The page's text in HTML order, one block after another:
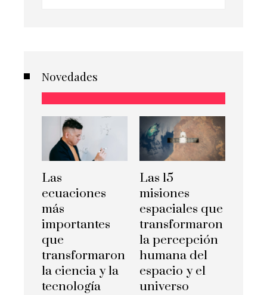
Novedades
Las
ecuaciones
más
importantes
que
transformaron
la ciencia y la
tecnología
Las 15
misiones
espaciales que
transformaron
la percepción
humana del
espacio y el
universo